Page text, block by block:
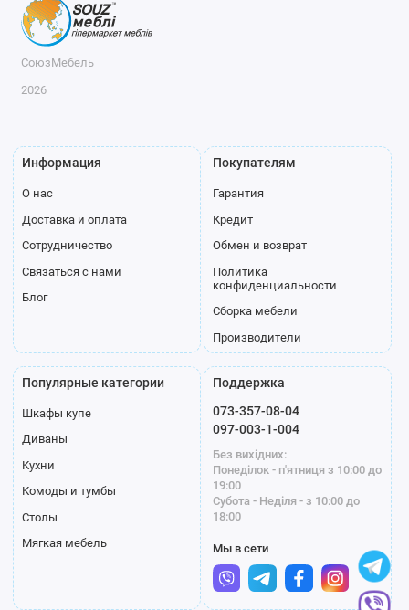
СоюзМебель
2026
Информация
О нас
Доставка и оплата
Сотрудничество
Связаться с нами
Блог
Покупателям
Гарантия
Кредит
Обмен и возврат
Политика
конфиденциальности
Сборка мебели
Производители
Популярные категории
Шкафы купе
Диваны
Кухни
Комоды и тумбы
Столы
Мягкая мебель
Поддержка
073-357-08-04
097-003-1-004
Без вихідних:
Понеділок - п'ятниця з 10:00 до
19:00
Субота - Неділя - з 10:00 до
18:00
Мы в сети